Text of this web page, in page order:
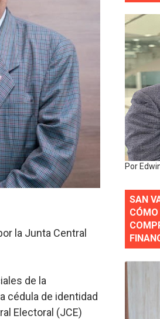
recuperar su hogar tras
ejecutiva de Fiduciaria
del proyecto Everest Tower
de nacimiento en municipios
de excelencia en el sector
del mundo
y Externa para fortalecer gestión
críticas destempladas sobre
dominicana
la Junta Central
de la
cédula de identidad
Electoral (JCE)
Por
SAN
CÓMO